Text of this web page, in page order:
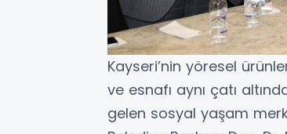
Kayseri’nin yöresel
ve esnafı aynı çatı
gelen sosyal yaşam